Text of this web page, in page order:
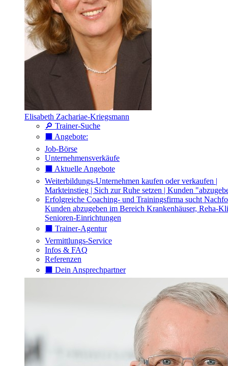
Elisabeth Zachariae-Kriegsmann
🔎 Trainer-Suche
⬛️ Angebote:
Job-Börse
Unternehmensverkäufe
⬛️ Aktuelle Angebote
Weiterbildungs-Unternehmen kaufen oder verkaufen |
Markteinstieg | Sich zur Ruhe setzen | Kunden
Erfolgreiche Coaching- und Trainingsfirma sucht
Kunden abzugeben im Bereich Krankenhäuser, Reha-
Senioren-Einrichtungen
⬛️ Trainer-Agentur
Vermittlungs-Service
Infos & FAQ
Referenzen
⬛️ Dein Ansprechpartner